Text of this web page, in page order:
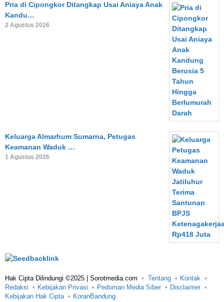
Pria di Cipongkor Ditangkap Usai Aniaya Anak
Kandu…
2 Agustus 2026
Keluarga Almarhum Sumarna, Petugas
Keamanan Waduk …
1 Agustus 2026
Hak Cipta Dilindungi ©2025 | Sorotmedia.com Tentang
Kontak
Redaksi
Kebijakan Privasi Pedoman Media Siber
Disclaimer
Kebijakan Hak Cipta
KoranBandung